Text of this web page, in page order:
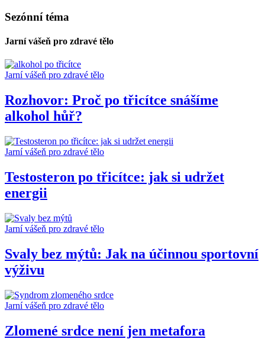
Sezónní téma
Jarní vášeň pro zdravé tělo
Jarní vášeň pro zdravé tělo
Rozhovor: Proč po třicítce snášíme
alkohol hůř?
Jarní vášeň pro zdravé tělo
Testosteron po třicítce: jak si udržet
energii
Jarní vášeň pro zdravé tělo
Svaly bez mýtů: Jak na účinnou sportovní
výživu
Jarní vášeň pro zdravé tělo
Zlomené srdce není jen metafora